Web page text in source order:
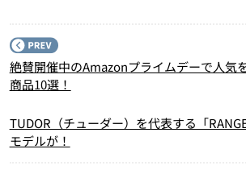
絶賛開催中のAmazonプライムデーで人気
商品10選！
TUDOR（チューダー）を代表する「
モデルが！